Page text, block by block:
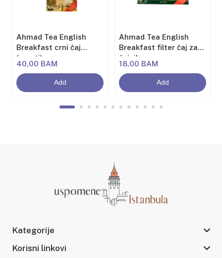
Ahmad Tea English
Breakfast crni čaj
(rasuti)
40,00 BAM
Add
Ahmad Tea English
Breakfast filter čaj za
čajnik
18,00 BAM
Add
Kategorije
Korisni linkovi